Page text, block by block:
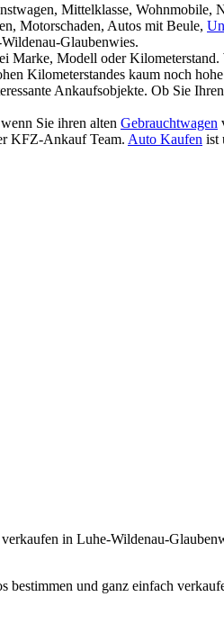
Mittelklasse,
Motorschaden, Autos mit Beule,
Glaubenwies.
Marke, Modell oder Kilometerstand.
Kilometerstandes kaum noch
Ankaufsobjekte. Ob Sie
Sie ihren alten Gebrauchtwagen
KFZ-Ankauf Team. Auto Kaufen ist
in Luhe-Wildenau-
bestimmen und ganz einfach